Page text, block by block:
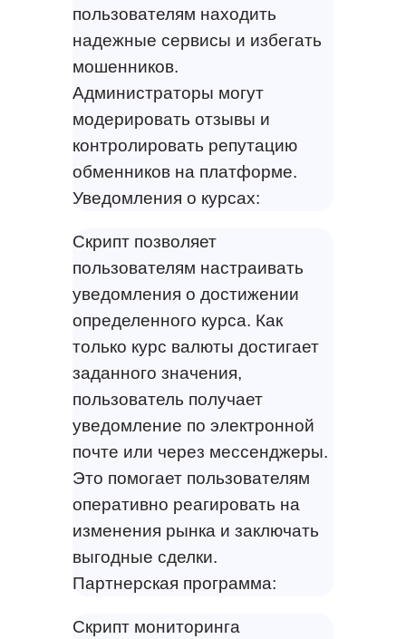
пользователям находить
надежные сервисы и избегать
мошенников.
Администраторы могут
модерировать отзывы и
контролировать репутацию
обменников на платформе.
Уведомления о курсах:
Скрипт позволяет
пользователям настраивать
уведомления о достижении
определенного курса. Как
только курс валюты достигает
заданного значения,
пользователь получает
уведомление по электронной
почте или через мессенджеры.
Это помогает пользователям
оперативно реагировать на
изменения рынка и заключать
выгодные сделки.
Партнерская программа:
Скрипт мониторинга